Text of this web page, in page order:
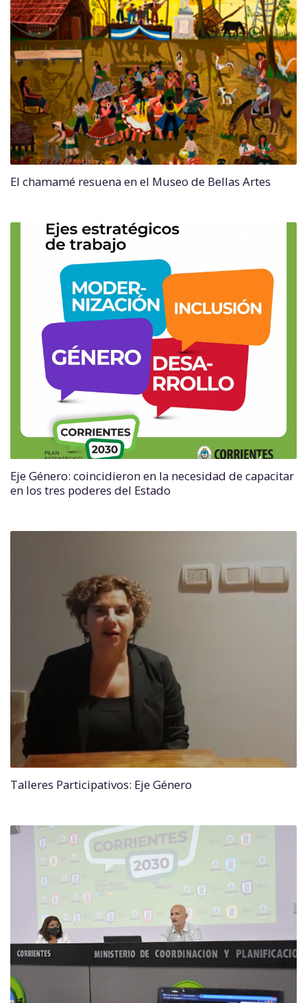
El chamamé resuena en el Museo de Bellas Artes
Eje Género: coincidieron en la necesidad de capacitar
en los tres poderes del Estado
Talleres Participativos: Eje Género